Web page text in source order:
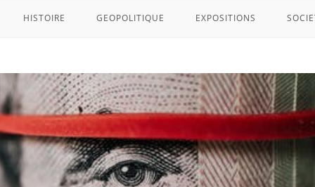
HISTOIRE GEOPOLITIQUE EXPOSITIONS